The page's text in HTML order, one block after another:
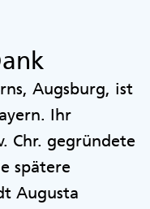
Augsburg, ist
Ihr
Chr. gegründete
spätere
Augusta